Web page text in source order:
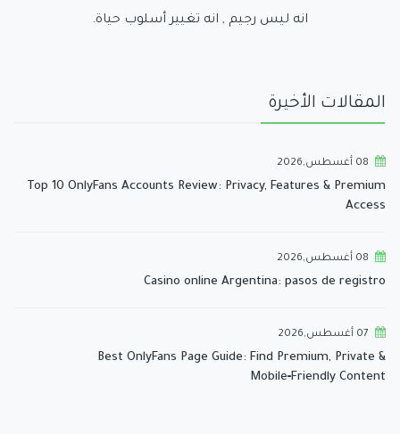
انه ليس رجيم , انه تغيير أسلوب حياة.
المقالات الأخيرة
08 أغسطس,2026
Top 10 OnlyFans Accounts Review: Privacy, Features & Premium
Access
08 أغسطس,2026
Casino online Argentina: pasos de registro
07 أغسطس,2026
Best OnlyFans Page Guide: Find Premium, Private &
Mobile‑Friendly Content